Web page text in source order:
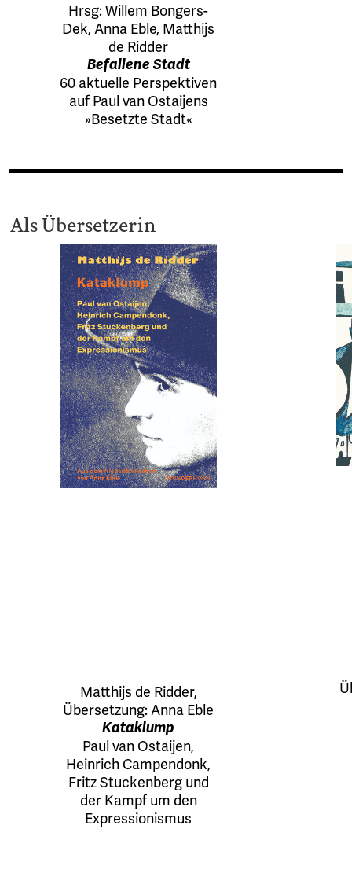
Hrsg:Willem Bongers-
Dek, Anna Eble, Matthijs
de Ridder
Befallene Stadt
60 aktuelle Perspektiven
auf Paul van Ostaijens
»Besetzte Stadt«
Als Übersetzerin
Matthijs de Ridder,
Übersetzung:Anna Eble
Kataklump
Paul van Ostaijen,
Heinrich Campendonk,
Fritz Stuckenberg und
der Kampf um den
Expressionismus